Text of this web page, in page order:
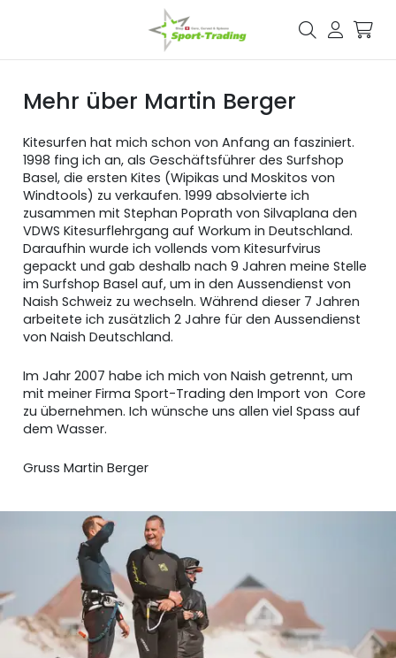
Mehr über Martin Berger
Kitesurfen hat mich schon von Anfang an fasziniert.
1998 fing ich an, als Geschäftsführer des Surfshop
Basel, die ersten Kites (Wipikas und Moskitos von
Windtools) zu verkaufen. 1999 absolvierte ich
zusammen mit Stephan Poprath von Silvaplana den
VDWS Kitesurflehrgang auf Workum in Deutschland.
Daraufhin wurde ich vollends vom Kitesurfvirus
gepackt und gab deshalb nach 9 Jahren meine Stelle
im Surfshop Basel auf, um in den Aussendienst von
Naish Schweiz zu wechseln. Während dieser 7 Jahren
arbeitete ich zusätzlich 2 Jahre für den Aussendienst
von Naish Deutschland.
Im Jahr 2007 habe ich mich von Naish getrennt, um
mit meiner Firma Sport-Trading den Import von Core
zu übernehmen. Ich wünsche uns allen viel Spass auf
dem Wasser.
Gruss Martin Berger